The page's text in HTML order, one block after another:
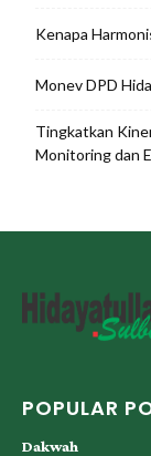
Kenapa
Monev DPD
Tingkatkan
Monitoring dan
POPULAR
Dakwah